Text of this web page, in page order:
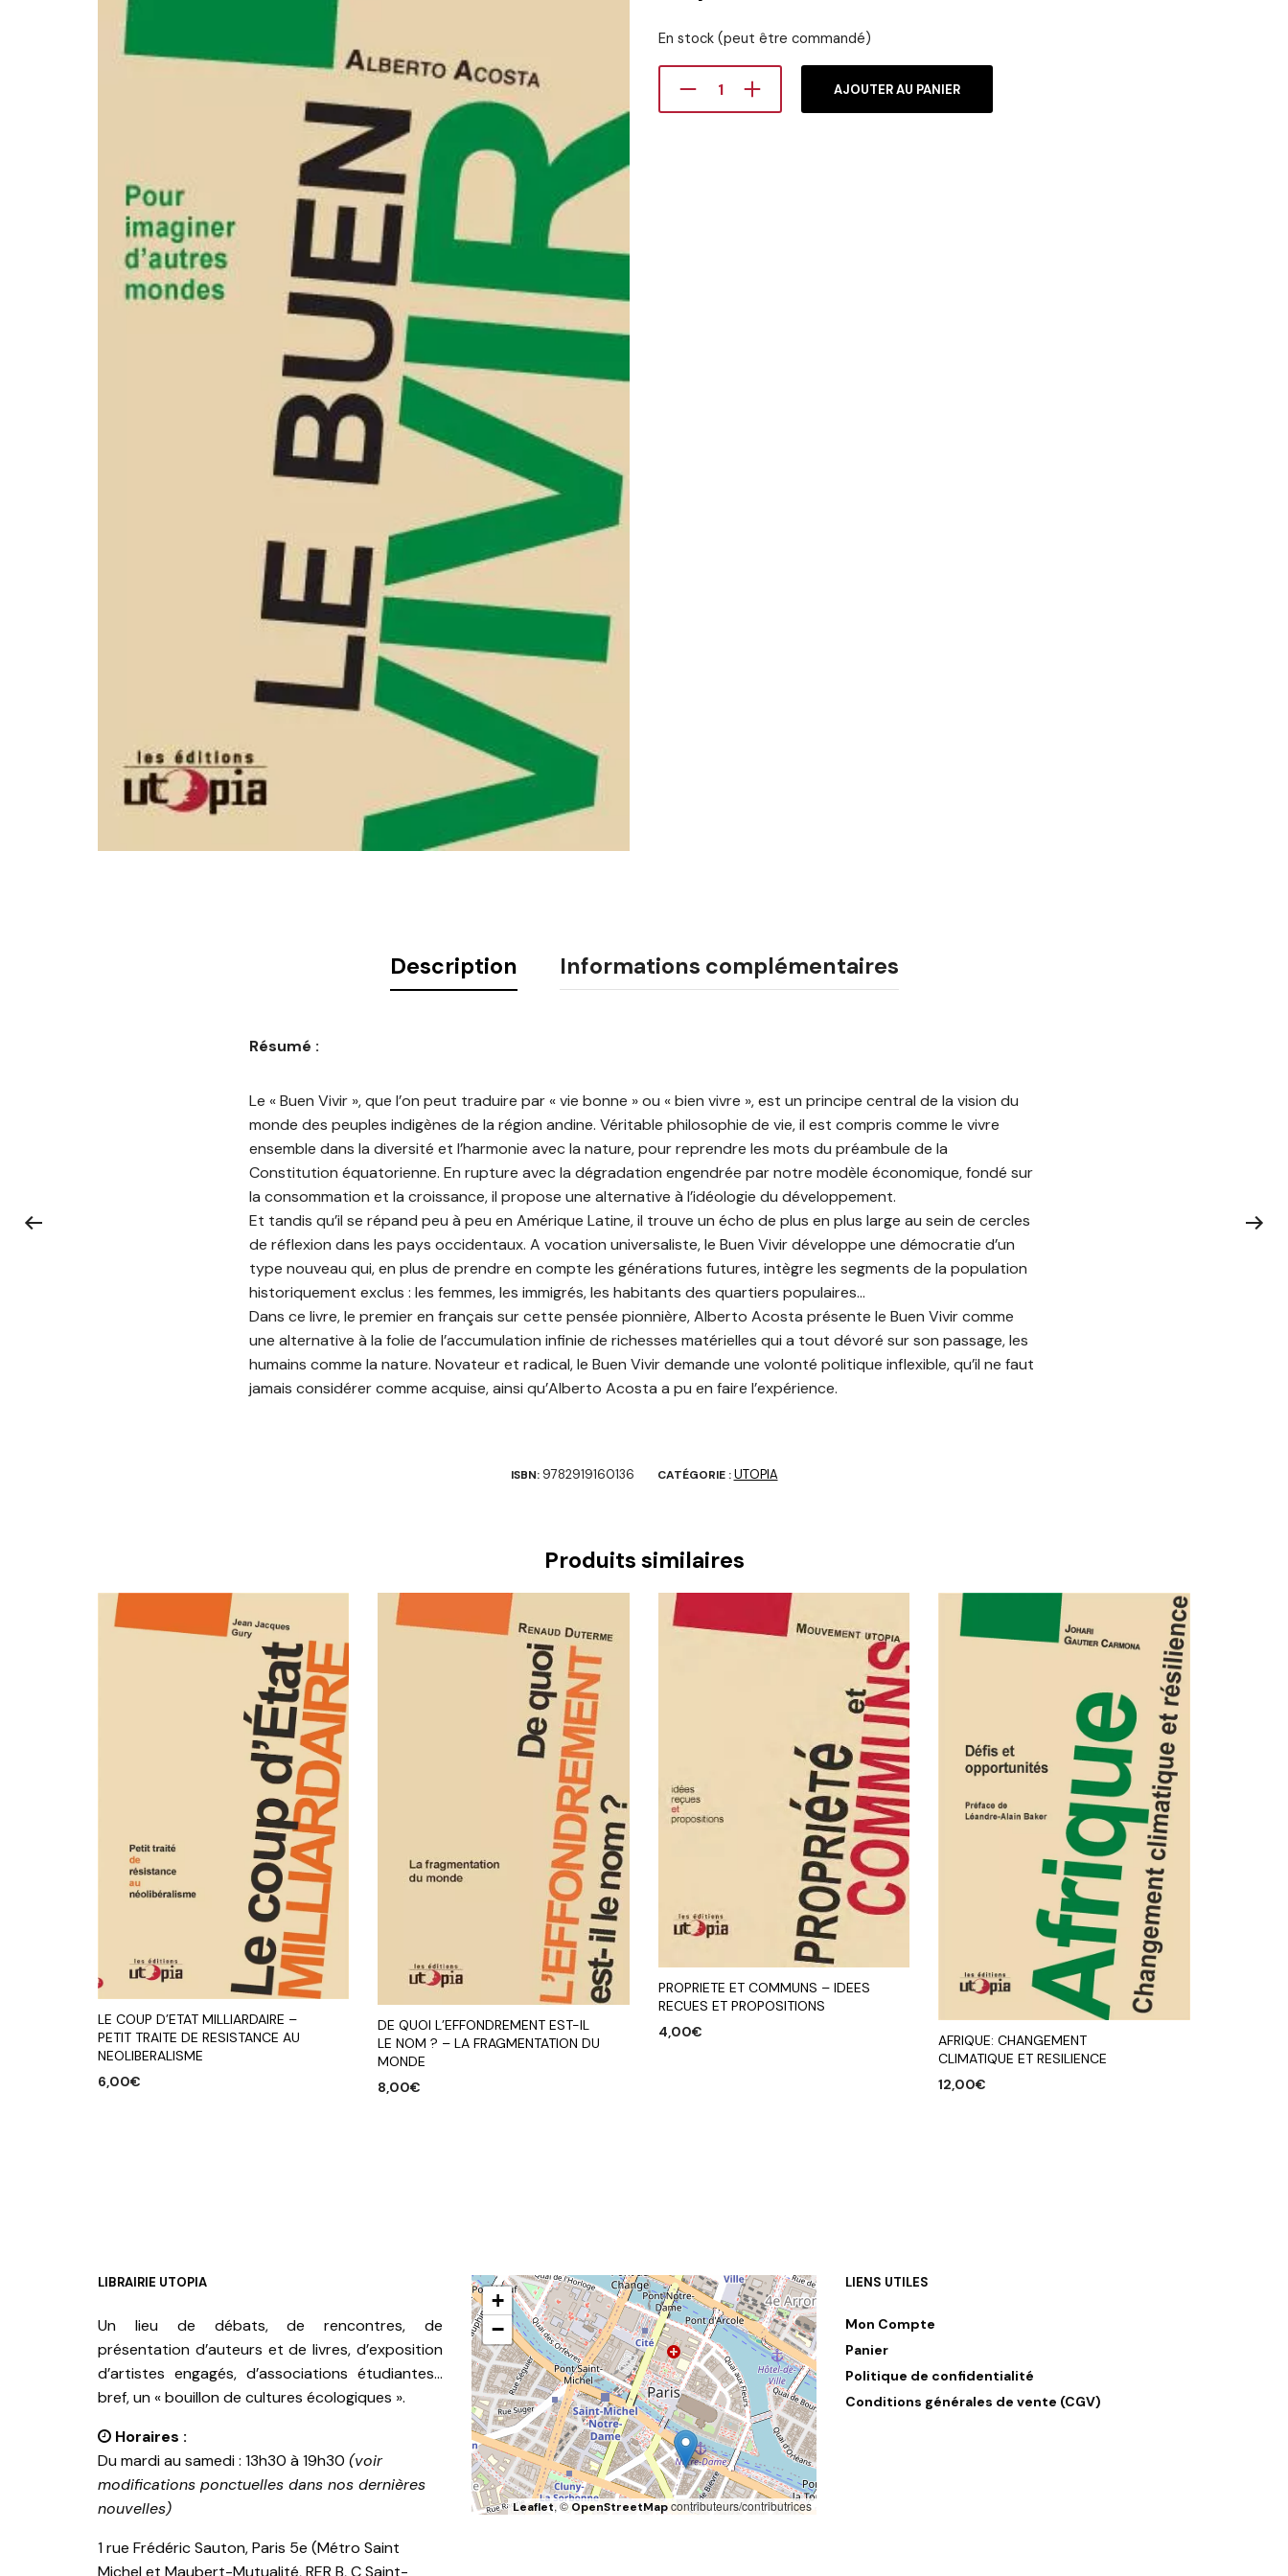
En stock (peut être commandé)
AJOUTER AU PANIER
Description Informations complémentaires
Résumé :
Le « Buen Vivir », que l’on peut traduire par « vie bonne » ou « bien vivre », est un principe central de la vision du
monde des peuples indigènes de la région andine. Véritable philosophie de vie, il est compris comme le vivre
ensemble dans la diversité et l’harmonie avec la nature, pour reprendre les mots du préambule de la
Constitution équatorienne. En rupture avec la dégradation engendrée par notre modèle économique, fondé sur
la consommation et la croissance, il propose une alternative à l’idéologie du développement.
Et tandis qu’il se répand peu à peu en Amérique Latine, il trouve un écho de plus en plus large au sein de cercles
de réflexion dans les pays occidentaux. A vocation universaliste, le Buen Vivir développe une démocratie d’un
type nouveau qui, en plus de prendre en compte les générations futures, intègre les segments de la population
historiquement exclus : les femmes, les immigrés, les habitants des quartiers populaires…
Dans ce livre, le premier en français sur cette pensée pionnière, Alberto Acosta présente le Buen Vivir comme
une alternative à la folie de l’accumulation infinie de richesses matérielles qui a tout dévoré sur son passage, les
humains comme la nature. Novateur et radical, le Buen Vivir demande une volonté politique inflexible, qu’il ne faut
jamais considérer comme acquise, ainsi qu’Alberto Acosta a pu en faire l’expérience.
ISBN: 9782919160136 CATÉGORIE :UTOPIA
Produits similaires
LE COUP D’ETAT MILLIARDAIRE –
PETIT TRAITE DE RESISTANCE AU
NEOLIBERALISME
6,00€
DE QUOI L’EFFONDREMENT EST-IL
LE NOM ? – LA FRAGMENTATION DU
MONDE
8,00€
PROPRIETE ET COMMUNS – IDEES
RECUES ET PROPOSITIONS
4,00€
AFRIQUE: CHANGEMENT
CLIMATIQUE ET RESILIENCE
12,00€
LIBRAIRIE UTOPIA
Un lieu de débats, de rencontres, de
présentation d’auteurs et de livres, d’exposition
d’artistes engagés, d’associations étudiantes…
bref, un « bouillon de cultures écologiques ».
Horaires :
Du mardi au samedi : 13h30 à 19h30 (voir
modifications ponctuelles dans nos dernières
nouvelles)
1 rue Frédéric Sauton, Paris 5e (Métro Saint
Michel et Maubert-Mutualité, RER B, C Saint-
+
−
Leaflet, ©OpenStreetMapcontributeurs/contributrices
LIENS UTILES
Mon Compte
Panier
Politique de confidentialité
Conditions générales de vente (CGV)